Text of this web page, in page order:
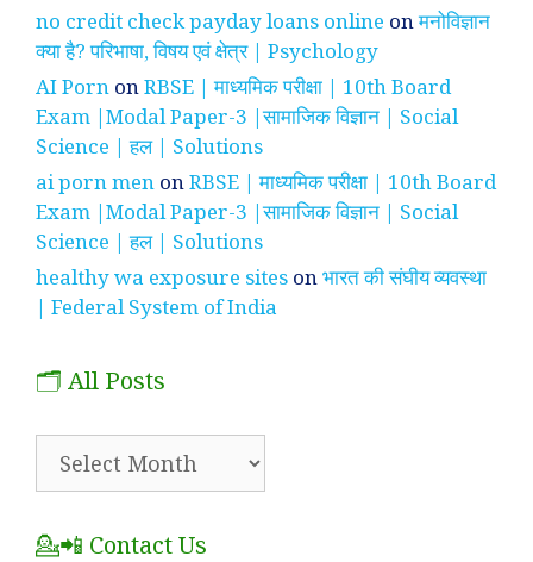
no credit check payday loans online onमनोविज्ञान
क्या है? परिभाषा, विषय एवं क्षेत्र | Psychology
AI Porn onRBSE | माध्यमिक परीक्षा | 10th Board
Exam |Modal Paper-3 |सामाजिक विज्ञान | Social
Science | हल | Solutions
ai porn men onRBSE | माध्यमिक परीक्षा | 10th Board
Exam |Modal Paper-3 |सामाजिक विज्ञान | Social
Science | हल | Solutions
healthy wa exposure sites onभारत की संघीय व्यवस्था
| Federal System of India
🗂️ All Posts
💁📲 Contact Us